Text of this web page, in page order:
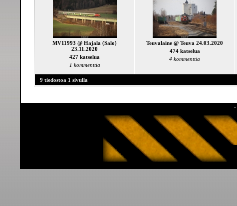
MV11993 @ Hajala (Salo)
23.11.2020
427 katselua
1 kommenttia
Teuvalaine @ Teuva 24.03.2020
474 katselua
4 kommenttia
9 tiedostoa 1 sivulla
»